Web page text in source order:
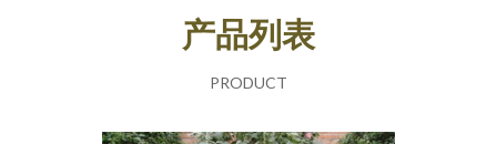
产品列表
PRODUCT